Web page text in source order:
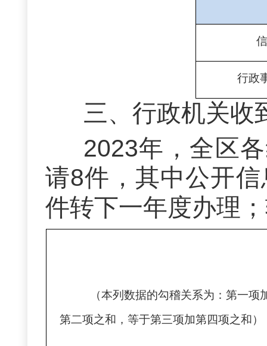
行政
三、 行政机关收
2023年，全区
请8件， 其中公开信
件转下一年度办理
（本列数据的勾稽关系为：第一项
第二项之和，等于第三项加第四项之和）